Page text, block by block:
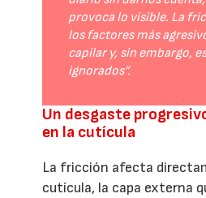
provoca lo visible. La
los factores más
capilar y, sin embargo,
ignorados”.
Un desgaste
en la cutícula
La fricción afecta
cutícula, la capa externa